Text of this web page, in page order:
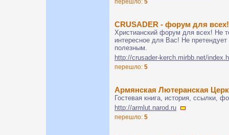
CRUSADER - форум для всех!
Христианский форум для всех! Не
интересное для Вас! Не
полезным.
http://crusader-kerch.mirbb.net/
перешло: 5
Армянская Лютеранская
Гостевая книга, история, ссылки,
http://armlut.narod.ru
перешло: 5